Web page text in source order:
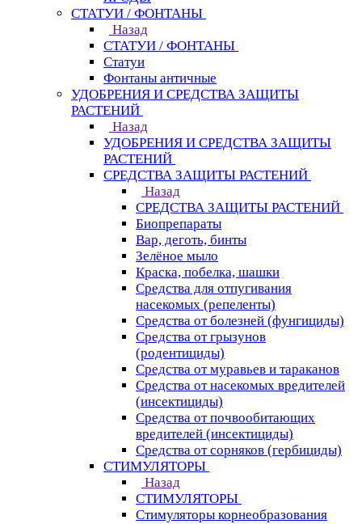
СТАТУИ / ФОНТАНЫ
Назад
СТАТУИ / ФОНТАНЫ
Статуи
Фонтаны античные
УДОБРЕНИЯ И СРЕДСТВА ЗАЩИТЫ
РАСТЕНИЙ
Назад
УДОБРЕНИЯ И СРЕДСТВА ЗАЩИТЫ
РАСТЕНИЙ
СРЕДСТВА ЗАЩИТЫ РАСТЕНИЙ
Назад
СРЕДСТВА ЗАЩИТЫ РАСТЕНИЙ
Биопрепараты
Вар, деготь, бинты
Зелёное мыло
Краска, побелка, шашки
Средства для отпугивания
насекомых (репеленты)
Средства от болезней (фунгициды)
Средства от грызунов
(родентициды)
Средства от муравьев и тараканов
Средства от насекомых вредителей
(инсектициды)
Средства от почвообитающих
вредителей (инсектициды)
Средства от сорняков (гербициды)
СТИМУЛЯТОРЫ
Назад
СТИМУЛЯТОРЫ
Стимуляторы корнеобразования